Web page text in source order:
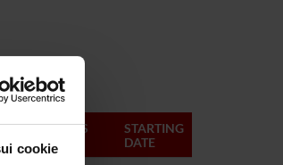
cookie
MANAGERS
STARTING
DATE